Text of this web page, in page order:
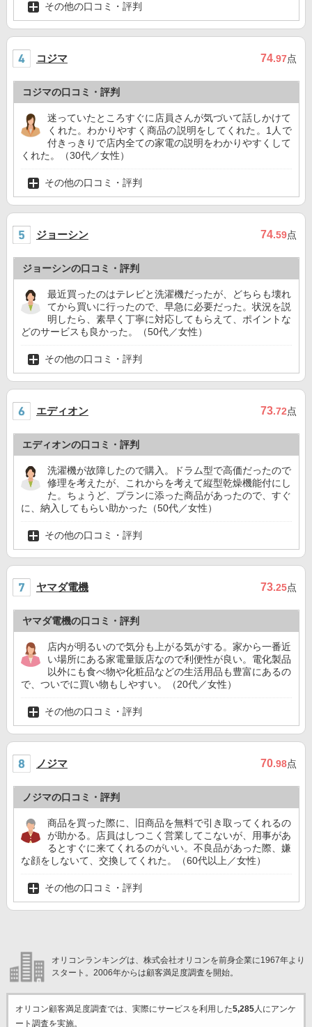
その他の口コミ・評判
コジマ 74.97点
コジマの口コミ・評判
迷っていたところすぐに店員さんが気づいて話しかけて
くれた。わかりやすく商品の説明をしてくれた。1人で
付きっきりで店内全ての家電の説明をわかりやすくして
くれた。（30代／女性）
その他の口コミ・評判
ジョーシン 74.59点
ジョーシンの口コミ・評判
最近買ったのはテレビと洗濯機だったが、どちらも壊れ
てから買いに行ったので、早急に必要だった。状況を説
明したら、素早く丁寧に対応してもらえて、ポイントな
どのサービスも良かった。（50代／女性）
その他の口コミ・評判
エディオン 73.72点
エディオンの口コミ・評判
洗濯機が故障したので購入。ドラム型で高価だったので
修理を考えたが、これからを考えて縦型乾燥機能付にし
た。ちょうど、プランに添った商品があったので、すぐ
に、納入してもらい助かった（50代／女性）
その他の口コミ・評判
ヤマダ電機 73.25点
ヤマダ電機の口コミ・評判
店内が明るいので気分も上がる気がする。家から一番近
い場所にある家電量販店なので利便性が良い。電化製品
以外にも食べ物や化粧品などの生活用品も豊富にあるの
で、ついでに買い物もしやすい。（20代／女性）
その他の口コミ・評判
ノジマ 70.98点
ノジマの口コミ・評判
商品を買った際に、旧商品を無料で引き取ってくれるの
が助かる。店員はしつこく営業してこないが、用事があ
るとすぐに来てくれるのがいい。不良品があった際、嫌
な顔をしないて、交換してくれた。（60代以上／女性）
その他の口コミ・評判
オリコンランキングは、株式会社オリコンを前身企業に1967年より
スタート。2006年からは顧客満足度調査を開始。
オリコン顧客満足度調査では、実際にサービスを利用した5,285人にアンケ
ート調査を実施。